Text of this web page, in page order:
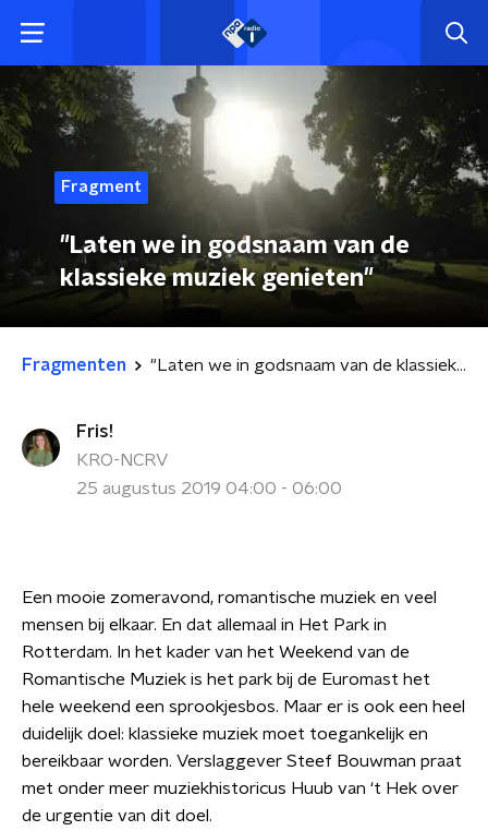
Fragment
"Laten we in godsnaam van de
klassieke muziek genieten"
Fragmenten "Laten we in godsnaam van de klassieke muziek genieten"
Fris!
KRO-NCRV
25 augustus 2019 04:00 - 06:00
Een mooie zomeravond, romantische muziek en veel
mensen bij elkaar. En dat allemaal in Het Park in
Rotterdam. In het kader van het Weekend van de
Romantische Muziek is het park bij de Euromast het
hele weekend een sprookjesbos. Maar er is ook een heel
duidelijk doel: klassieke muziek moet toegankelijk en
bereikbaar worden. Verslaggever Steef Bouwman praat
met onder meer muziekhistoricus Huub van ‘t Hek over
de urgentie van dit doel.